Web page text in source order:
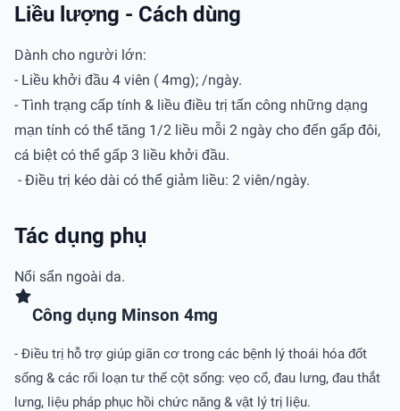
Liều lượng - Cách dùng
Dành cho người lớn:
- Liều khởi đầu 4 viên ( 4mg); /ngày.
- Tình trạng cấp tính & liều điều trị tấn công những dạng
mạn tính có thể tăng 1/2 liều mỗi 2 ngày cho đến gấp đôi,
cá biệt có thể gấp 3 liều khởi đầu.
- Ðiều trị kéo dài có thể giảm liều: 2 viên/ngày.
Tác dụng phụ
Nổi sẩn ngoài da.
Công dụng Minson 4mg
- Ðiều trị hỗ trợ giúp giãn cơ trong các bệnh lý thoái hóa đốt
sống & các rối loạn tư thế cột sống: vẹo cổ, đau lưng, đau thắt
lưng, liệu pháp phục hồi chức năng & vật lý trị liệu.